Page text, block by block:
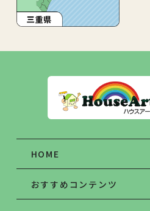
HOME
おすすめコンテンツ